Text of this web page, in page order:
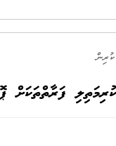
ފަރާތްތަކަށް